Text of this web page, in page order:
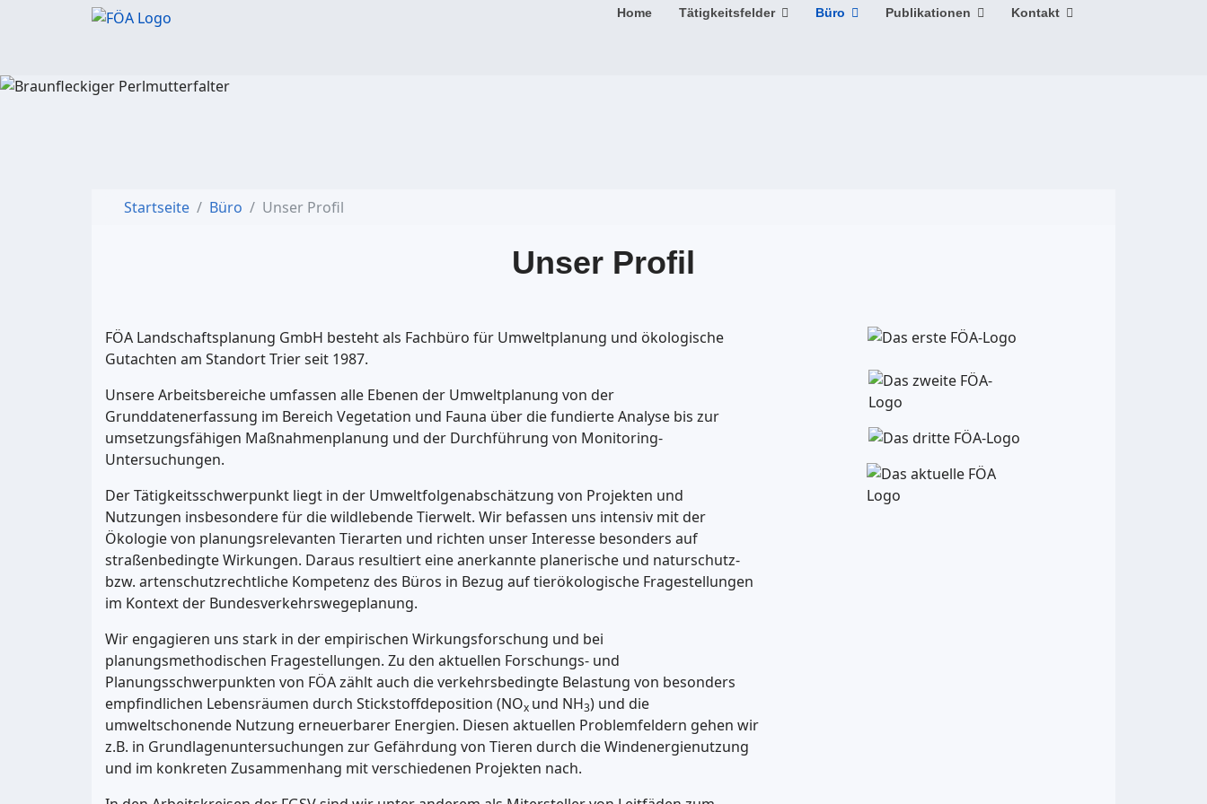
Home Tätigkeitsfelder Büro Publikationen Kontakt
Startseite Büro Unser Profil
Unser Profil
FÖA Landschaftsplanung GmbH besteht als Fachbüro für Umweltplanung und ökologische
Gutachten am Standort Trier seit 1987.
Unsere Arbeitsbereiche umfassen alle Ebenen der Umweltplanung von der
Grunddatenerfassung im Bereich Vegetation und Fauna über die fundierte Analyse bis zur
umsetzungsfähigen Maßnahmenplanung und der Durchführung von Monitoring-
Untersuchungen.
Der Tätigkeitsschwerpunkt liegt in der Umweltfolgenabschätzung von Projekten und
Nutzungen insbesondere für die wildlebende Tierwelt. Wir befassen uns intensiv mit der
Ökologie von planungsrelevanten Tierarten und richten unser Interesse besonders auf
straßenbedingte Wirkungen. Daraus resultiert eine anerkannte planerische und naturschutz-
bzw. artenschutzrechtliche Kompetenz des Büros in Bezug auf tierökologische Fragestellungen
im Kontext der Bundesverkehrswegeplanung.
Wir engagieren uns stark in der empirischen Wirkungsforschung und bei
planungsmethodischen Fragestellungen. Zu den aktuellen Forschungs- und
Planungsschwerpunkten von FÖA zählt auch die verkehrsbedingte Belastung von besonders
empfindlichen Lebensräumen durch Stickstoffdeposition (NOx und NH3) und die
umweltschonende Nutzung erneuerbarer Energien. Diesen aktuellen Problemfeldern gehen wir
z.B. in Grundlagenuntersuchungen zur Gefährdung von Tieren durch die Windenergienutzung
und im konkreten Zusammenhang mit verschiedenen Projekten nach.